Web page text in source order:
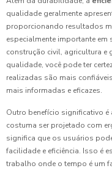
qualidade geralmente
proporcionando resultados
especialmente importante em
construção civil, agricultura e
qualidade, você pode ter
realizadas são mais
mais informadas e eficazes.
Outro benefício significativo é
costuma ser projetado com
significa que os usuários
facilidade e eficiência. Isso é
trabalho onde o tempo é um